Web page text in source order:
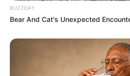
BUZZDAY
Bear And Cat's Unexpected